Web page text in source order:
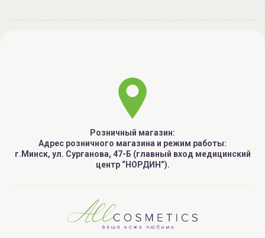
Розничный магазин:
Адрес розничного магазина и режим работы:
г.Минск, ул. Сурганова, 47-Б (главный вход медицинский
центр “НОРДИН”).